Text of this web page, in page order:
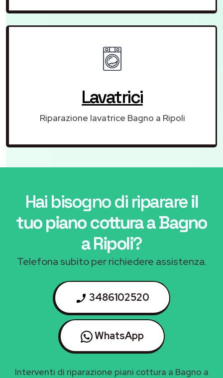
Lavatrici
Riparazione lavatrice Bagno a Ripoli
Hai bisogno di riparareil
tuo piano cottura a Bagno
a Ripoli?
Telefona subito per richiedere assistenza.
3486102520
WhatsApp
Interventi di riparazione piani cottura a Bagno a